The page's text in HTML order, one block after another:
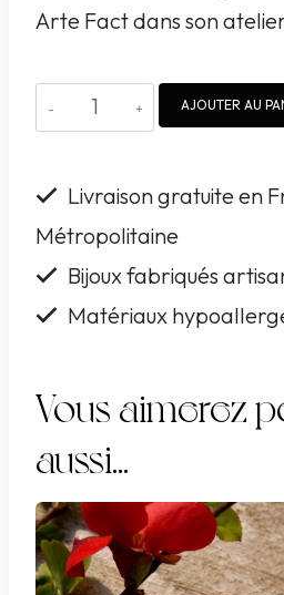
Arte Fact dans son
quantité
de
Arte
Fact
Birdy
in
AJOUTER AU
Livraison gratuite en
Métropolitaine
Bijoux fabriqués
Matériaux
Vous aimerez
aussi…